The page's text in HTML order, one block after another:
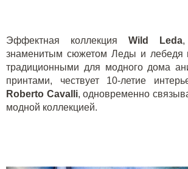
Эффектная коллекция Wild Leda,
знаменитым сюжетом Леды и лебедя
традиционными для модного дома
принтами, чествует 10-летие
Roberto Cavalli, одновременно
модной коллекцией.